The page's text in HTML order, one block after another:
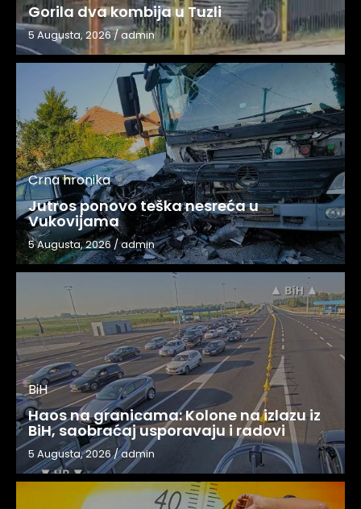
Gorila dva kombija u Tuzli
5 Augusta, 2026/admin
Crna hronika
Jutros ponovo teška nesreća u
Vukovijama
5 Augusta, 2026/admin
BiH
Haos na granicama: Kolone na izlazu iz
BiH, saobraćaj usporavaju i radovi
5 Augusta, 2026/admin